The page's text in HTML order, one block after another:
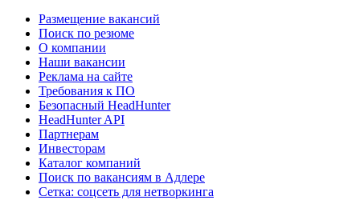
Размещение вакансий
Поиск по резюме
О компании
Наши вакансии
Реклама на сайте
Требования к ПО
Безопасный HeadHunter
HeadHunter API
Партнерам
Инвесторам
Каталог компаний
Поиск по вакансиям в Адлере
Сетка: соцсеть для нетворкинга